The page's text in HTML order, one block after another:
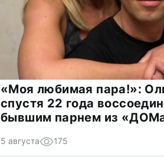
«Моя любимая пара!»:
спустя 22 года
бывшим парнем из
5 августа 175